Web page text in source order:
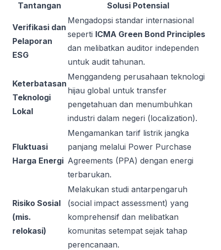
Tantangan
Solusi Potensial
Verifikasi dan
Pelaporan
ESG
Mengadopsi standar internasional
seperti ICMA Green Bond Principles
dan melibatkan auditor independen
untuk audit tahunan.
Keterbatasan
Teknologi
Lokal
Menggandeng perusahaan teknologi
hijau global untuk transfer
pengetahuan dan menumbuhkan
industri dalam negeri (localization).
Fluktuasi
Harga Energi
Mengamankan tarif listrik jangka
panjang melalui Power Purchase
Agreements (PPA) dengan energi
terbarukan.
Risiko Sosial
(mis.
relokasi)
Melakukan studi antarpengaruh
(social impact assessment) yang
komprehensif dan melibatkan
komunitas setempat sejak tahap
perencanaan.